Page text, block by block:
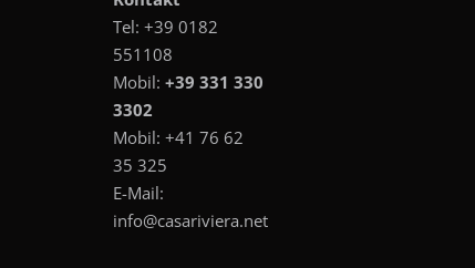
Tel: +39 0182
551108
Mobil: +39 331 330
3302
Mobil: +41 76 62
35 325
E-Mail:
info@casariviera.net